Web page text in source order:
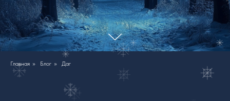
Главная » Блог » Даг